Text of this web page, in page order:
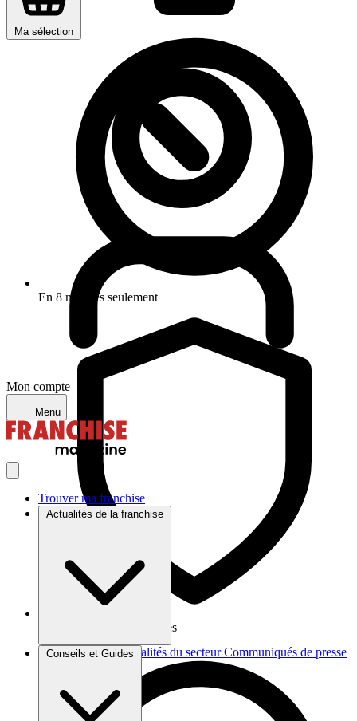
Ma sélection
Mon compte
Menu
Trouver ma franchise
Actualités de la franchise
Brèves et actus Actualités du secteur Communiqués de presse
Conseils et Guides
En 8 minutes seulement
Vos données sont protégées